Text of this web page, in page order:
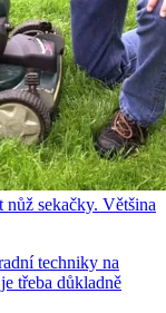
sekačky. Většina
techniky na
třeba důkladně